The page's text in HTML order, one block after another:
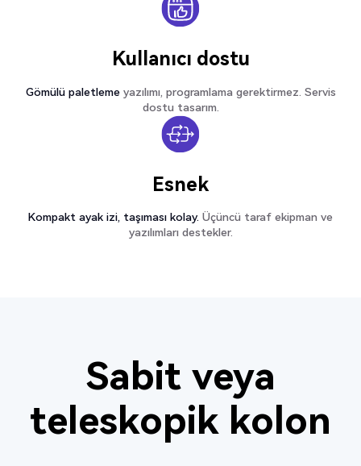
Kullanıcı dostu
Gömülü paletleme yazılımı, programlama gerektirmez. Servis
dostu tasarım.
Esnek
Kompakt ayak izi, taşıması kolay. Üçüncü taraf ekipman ve
yazılımları destekler.
Sabit veya
teleskopik kolon